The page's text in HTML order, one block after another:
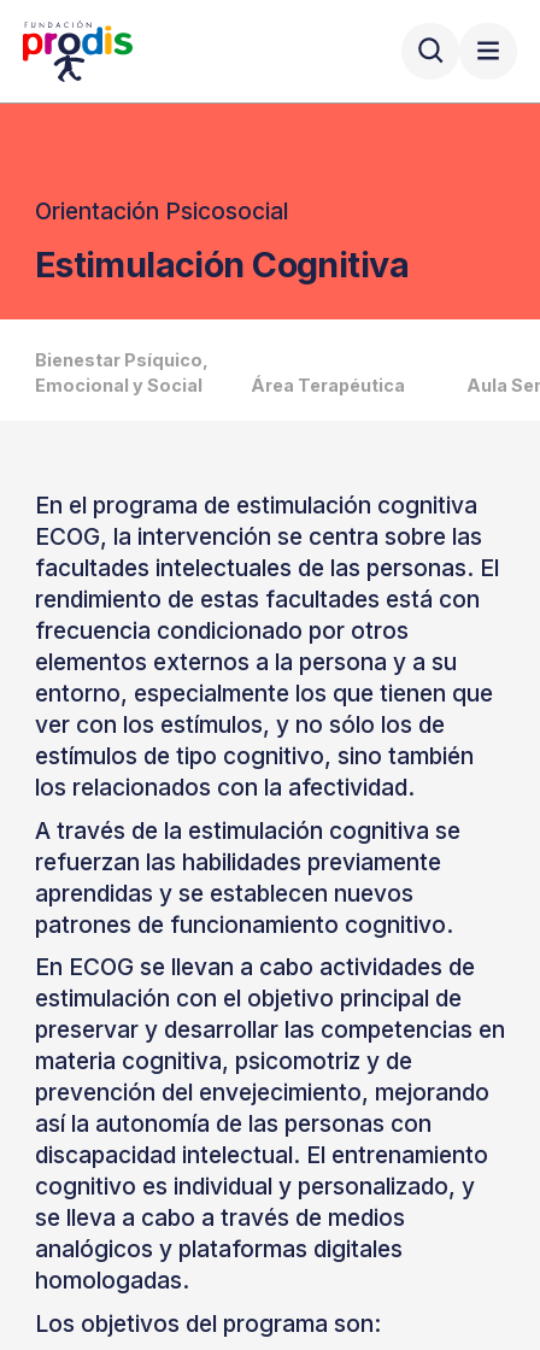
Orientación Psicosocial
Estimulación Cognitiva
Bienestar Psíquico,
Emocional y Social
Área Terapéutica Aula
En el programa de estimulación cognitiva
ECOG, la intervención se centra sobre las
facultades intelectuales de las personas. El
rendimiento de estas facultades está con
frecuencia condicionado por otros
elementos externos a la persona y a su
entorno, especialmente los que tienen que
ver con los estímulos, y no sólo los de
estímulos de tipo cognitivo, sino también
los relacionados con la afectividad.
A través de la estimulación cognitiva se
refuerzan las habilidades previamente
aprendidas y se establecen nuevos
patrones de funcionamiento cognitivo.
En ECOG se llevan a cabo actividades de
estimulación con el objetivo principal de
preservar y desarrollar las competencias en
materia cognitiva, psicomotriz y de
prevención del envejecimiento, mejorando
así la autonomía de las personas con
discapacidad intelectual. El entrenamiento
cognitivo es individual y personalizado, y
se lleva a cabo a través de medios
analógicos y plataformas digitales
homologadas.
Los objetivos del programa son: